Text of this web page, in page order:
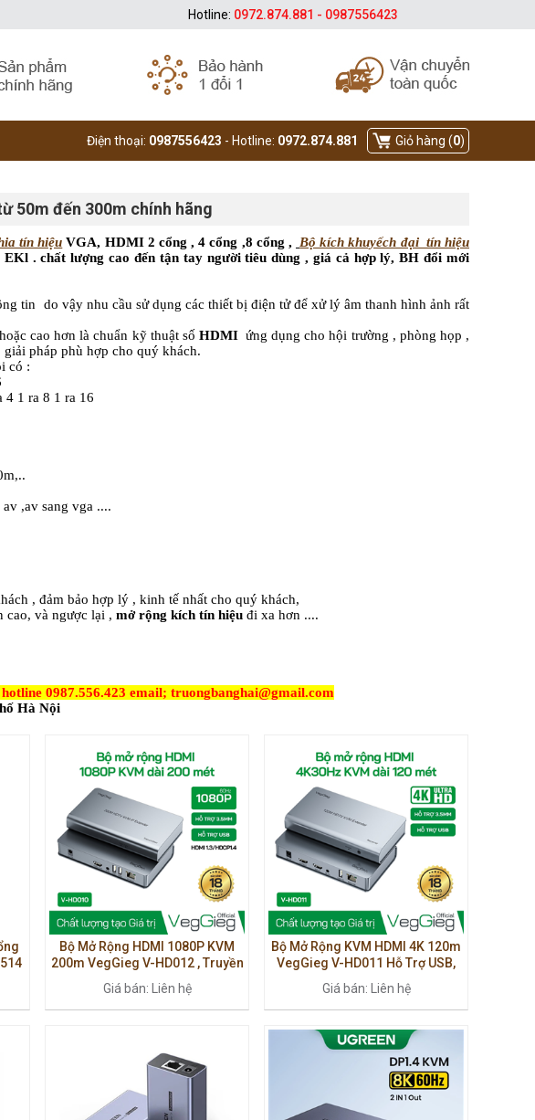
Giỏ hàng (0)
Điện thoại: 0987556423 - Hotline: 0972.874.881
50m đến 300m chính hãng
tín hiệu VGA, HDMI 2 cổng , 4 cổng ,8 cổng ,
Bộ kích khuyếch đại tín hiệu
. chất lượng cao đến tận tay người tiêu dùng , giá cả hợp lý, BH đổi mới
tin do vậy nhu cầu sử dụng các thiết bị điện tử để xử lý âm thanh hình ảnh rất
hoặc cao hơn là chuẩn kỹ thuật số HDMIứng dụng cho hội trường , phòng họp ,
pháp phù hợp cho quý khách.
có :
1 ra 8 1 ra 16
,av sang vga ....
, đảm bảo hợp lý , kinh tế nhất cho quý khách,
cao, và ngược lại , mở rộng kích tín hiệu đi xa hơn ....
0987.556.423 email; truongbanghai@gmail.com
Hà Nội
Bộ Mở Rộng HDMI 1080P KVM
200m VegGieg V-HD012 , Truyền
Giá bán: Liên hệ
Bộ Mở Rộng KVM HDMI 4K 120m
VegGieg V-HD011 Hỗ Trợ USB,
Giá bán: Liên hệ
Hotline: 0972.874.881 - 0987556423